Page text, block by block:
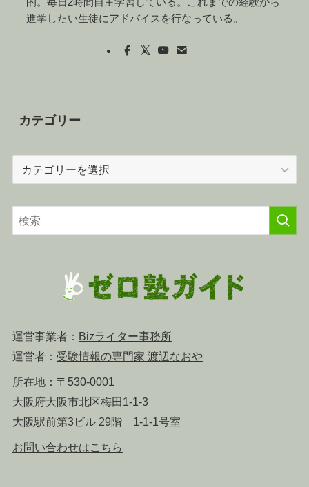
進学したい生徒にアドバイスを行なっている。
カテゴリー
リ
ー
運営事業者： Bizライター事務所
運営者： 受験情報の専門家 渡辺なおや
所在地：〒530-0001
大阪府大阪市北区梅田1-1-3
大阪駅前第3ビル 29階 1-1-1号室
お問い合わせはこちら